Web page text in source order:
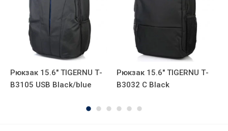
Рюкзак 15.6" TIGERNU Т-
В3105 USB Black/blue
Рюкзак 15.6" TIGERNU Т-
В3032 C Black